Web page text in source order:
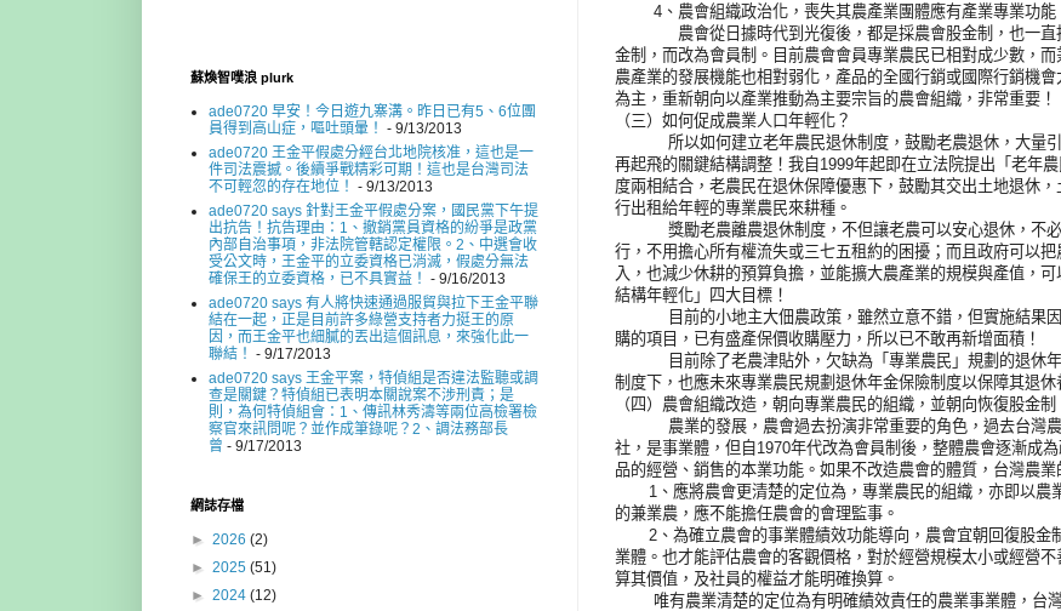
4、農會組織政治化，喪失其農產業團體應有產業專業功能
農會從日據時代到光復後，都是採農會股金制，也一直扮
金制，而改為會員制。目前農會會員專業農民已相對成少數，
農產業的發展機能也相對弱化，產品的全國行銷或國際行銷機
為主，重新朝向以產業推動為主要宗旨的農會組織，非常重要！
（三）如何促成農業人口年輕化？
所以如何建立老年農民退休制度，鼓勵老農退休，大量引
再起飛的關鍵結構調整！我自1999年起即在立法院提出「老年
度兩相結合，老農民在退休保障優惠下，鼓勵其交出土地退休
行出租給年輕的專業農民來耕種。
獎勵老農離農退休制度，不但讓老農可以安心退休，不必
行，不用擔心所有權流失或三七五租約的困擾；而且政府可以
入，也減少休耕的預算負擔，並能擴大農產業的規模與產值，
結構年輕化」四大目標！
目前的小地主大佃農政策，雖然立意不錯，但實施結果因
購的項目，已有盛產保價收購壓力，所以已不敢再新增面積！
目前除了老農津貼外，欠缺為「專業農民」規劃的退休年
制度下，也應未來專業農民規劃退休年金保險制度以保障其退休
（四）農會組織改造，朝向專業農民的組織，並朝向恢復股金制
農業的發展，農會過去扮演非常重要的角色，過去台灣農
社，是事業體，但自1970年代改為會員制後，整體農會逐漸成
品的經營、銷售的本業功能。如果不改造農會的體質，台灣農
1、應將農會更清楚的定位為，專業農民的組織，亦即以農
的兼業農，應不能擔任農會的會理監事。
2、為確立農會的事業體績效功能導向，農會宜朝回復股金
業體。也才能評估農會的客觀價格，對於經營規模太小或經營
算其價值，及社員的權益才能明確換算。
唯有農業清楚的定位為有明確績效責任的農業事業體，台
蘇煥智噗浪 plurk
ade0720 早安！今日遊九寨溝。昨日已有5、6位團
員得到高山症，嘔吐頭暈！ - 9/13/2013
ade0720 王金平假處分經台北地院核准，這也是一
件司法震撼。後續爭戰精彩可期！這也是台灣司法
不可輕忽的存在地位！ - 9/13/2013
ade0720 says 針對王金平假處分案，國民黨下午提
出抗告！抗告理由：1、撤銷黨員資格的紛爭是政黨
內部自治事項，非法院管轄認定權限。2、中選會收
受公文時，王金平的立委資格已消滅，假處分無法
確保王的立委資格，已不具實益！ - 9/16/2013
ade0720 says 有人將快速通過服貿與拉下王金平聯
結在一起，正是目前許多綠營支持者力挺王的原
因，而王金平也細膩的丟出這個訊息，來強化此一
聯結！ - 9/17/2013
ade0720 says 王金平案，特偵組是否違法監聽或調
查是關鍵？特偵組已表明本關說案不涉刑責；是
則，為何特偵組會：1、傳訊林秀濤等兩位高檢署檢
察官來訊問呢？並作成筆錄呢？2、調法務部長
曾 - 9/17/2013
網誌存檔
► 2026 (2)
► 2025 (51)
► 2024 (12)